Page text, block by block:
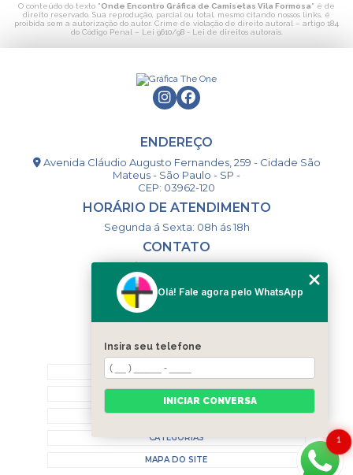
O conteúdo do texto "Onde Encontro Gráfica de Camisetas Vila Formosa" é de
direito reservado. Sua reprodução, parcial ou total, mesmo citando nossos links, é
proibida sem a autorização do autor. Crime de violação de direito autoral – artigo 184
do Código Penal – Lei 9610/98 - Lei de direitos autorais.
ENDEREÇO
Avenida Cláudio Augusto Fernandes, 259 - Cidade São
Mateus - São Paulo - SP -
CEP: 03962-120
HORÁRIO DE ATENDIMENTO
Segunda á Sexta: 08h ás 18h
CONTATO
(11) 98994-1867
(11) 98993-9556
togsm1@gmail.com
MENU
HOME
CONTATO
CATEGORIAS
MAPA DO SITE
1
Olá! Fale agora pelo WhatsApp
Insira seu telefone
INICIAR CONVERSA